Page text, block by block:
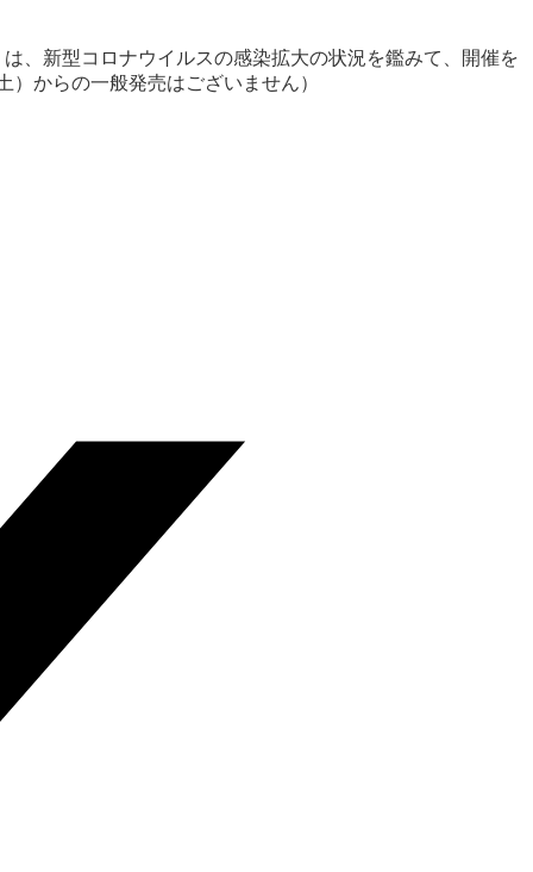
は、新型コロナウイルスの感染拡大の状況を鑑みて、開催を
）からの一般発売はございません）